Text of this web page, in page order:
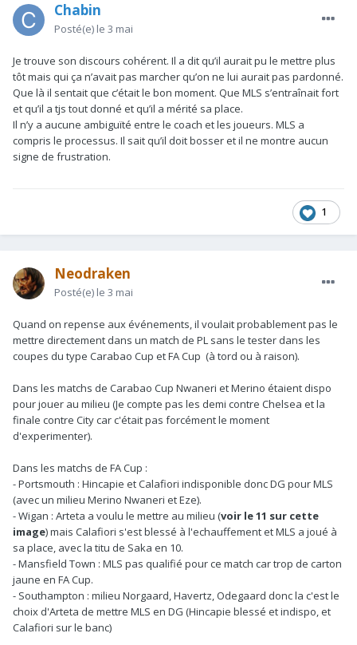
Chabin
Posté(e) le 3 mai
Je trouve son discours cohérent. Il a dit qu’il aurait pu le mettre plus
tôt mais qui ça n’avait pas marcher qu’on ne lui aurait pas pardonné.
Que là il sentait que c’était le bon moment. Que MLS s’entraînait fort
et qu’il a tjs tout donné et qu’il a mérité sa place.
Il n’y a aucune ambiguïté entre le coach et les joueurs. MLS a
compris le processus. Il sait qu’il doit bosser et il ne montre aucun
signe de frustration.
1
Neodraken
Posté(e) le 3 mai
Quand on repense aux événements, il voulait probablement pas le
mettre directement dans un match de PL sans le tester dans les
coupes du type Carabao Cup et FA Cup (à tord ou à raison).
Dans les matchs de Carabao Cup Nwaneri et Merino étaient dispo
pour jouer au milieu (Je compte pas les demi contre Chelsea et la
finale contre City car c'était pas forcément le moment
d'experimenter).
Dans les matchs de FA Cup :
- Portsmouth : Hincapie et Calafiori indisponible donc DG pour MLS
(avec un milieu Merino Nwaneri et Eze).
- Wigan : Arteta a voulu le mettre au milieu (voir le 11 sur cette
image) mais Calafiori s'est blessé à l'echauffement et MLS a joué à
sa place, avec la titu de Saka en 10.
- Mansfield Town : MLS pas qualifié pour ce match car trop de carton
jaune en FA Cup.
- Southampton : milieu Norgaard, Havertz, Odegaard donc la c'est le
choix d'Arteta de mettre MLS en DG (Hincapie blessé et indispo, et
Calafiori sur le banc)